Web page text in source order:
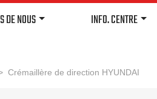
DE NOUS INFO. CENTRE
Crémaillère de direction HYUNDAI